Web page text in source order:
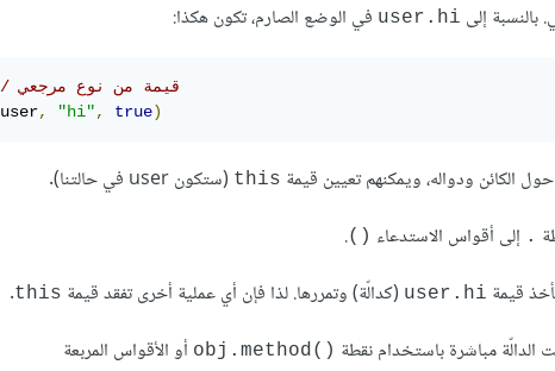
إلى user.hi في الوضع الصارم، تكون هكذا:
// قيمة من نوع مرجعي
user, "hi", true)
الكائن ودواله، ويمكنهم تعيين قيمة this (ستكون user في حالتنا).
. إلى أقواس الاستدعاء ()
.
قيمة user.hi (كدالّة) وتمررها. لذا فإن أي عملية أخرى تفقد قيمة this
.
مباشرة باستخدام نقطة obj.method()‎ أو الأقواس المربعة